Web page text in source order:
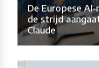
De Europese
de strijd
Claude